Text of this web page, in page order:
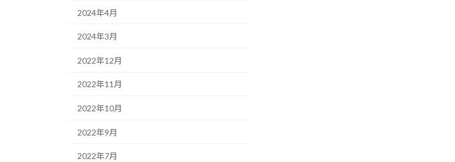
2024年4月
2024年3月
2022年12月
2022年11月
2022年10月
2022年9月
2022年7月